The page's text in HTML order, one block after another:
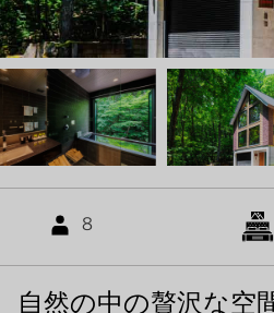
当社について 8
自然の中の贅沢な空